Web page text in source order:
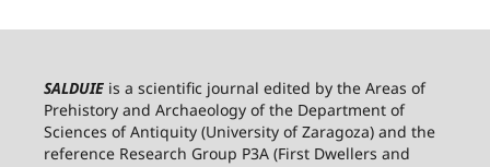
SALDUIE is a scientific journal edited by the Areas of
Prehistory and Archaeology of the Department of
Sciences of Antiquity (University of Zaragoza) and the
reference Research Group P3A (First Dwellers and